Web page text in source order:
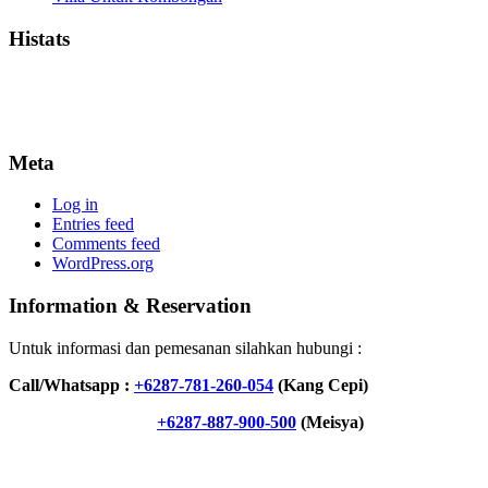
Histats
Meta
Log in
Entries feed
Comments feed
WordPress.org
Information & Reservation
Untuk informasi dan pemesanan silahkan hubungi :
Call/Whatsapp : +6287-781-260-054 (Kang Cepi)
+6287-887-900-500 (Meisya)